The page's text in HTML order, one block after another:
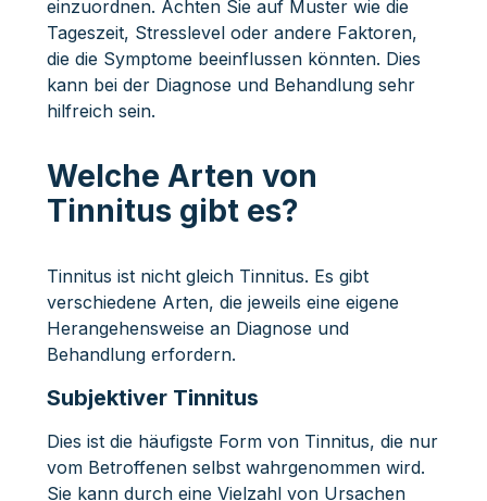
einzuordnen. Achten Sie auf Muster wie die
Tageszeit, Stresslevel oder andere Faktoren,
die die Symptome beeinflussen könnten. Dies
kann bei der Diagnose und Behandlung sehr
hilfreich sein.
Welche Arten von
Tinnitus gibt es?
Tinnitus ist nicht gleich Tinnitus. Es gibt
verschiedene Arten, die jeweils eine eigene
Herangehensweise an Diagnose und
Behandlung erfordern.
Subjektiver Tinnitus
Dies ist die häufigste Form von Tinnitus, die nur
vom Betroffenen selbst wahrgenommen wird.
Sie kann durch eine Vielzahl von Ursachen